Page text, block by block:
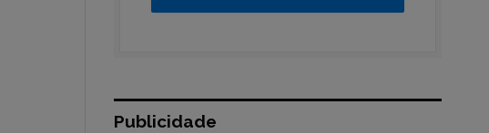
Publicidade